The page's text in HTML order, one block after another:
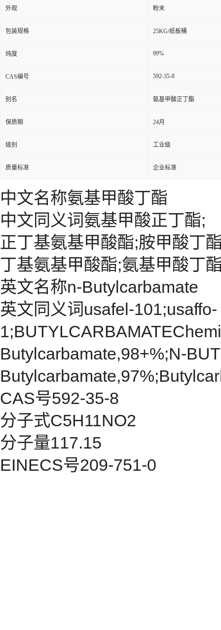
外观 粉末
包装规格 25KG/纸板桶
纯度 99%
CAS编号 592-35-8
别名 氨基甲酸正丁酯
保质期 24月
级别 工业级
质量标准 企业标准
中文名称氨基甲酸丁酯
中文同义词氨基甲酸正丁酯;
正丁基氨基甲酸酯;胺甲酸丁
丁基氨基甲酸酯;氨基甲酸丁
英文名称n-Butylcarbamate
英文同义词usafel-101;usaffo-
Butylcarbamate,98+%;N-
CAS号592-35-8
分子式C5H11NO2
分子量117.15
EINECS号209-751-0